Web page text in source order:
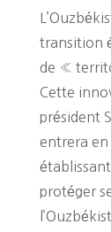
transition
de «
Cette
président
entrera
protéger